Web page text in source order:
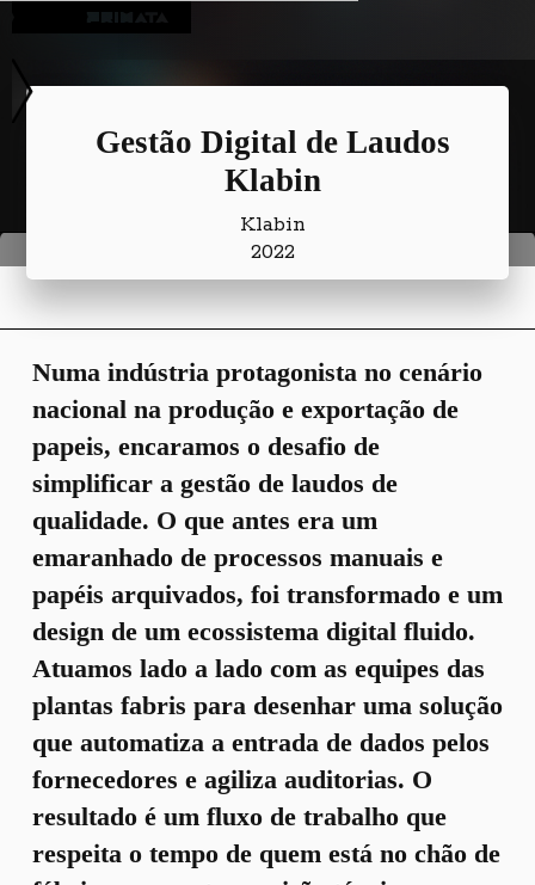
Blog
Gestão Digital de Laudos
Klabin
Klabin
2022
Numa indústria protagonista no cenário
nacional na produção e exportação de
papeis, encaramos o desafio de
simplificar a gestão de laudos de
qualidade. O que antes era um
emaranhado de processos manuais e
papéis arquivados, foi transformado e um
design de um ecossistema digital fluido.
Atuamos lado a lado com as equipes das
plantas fabris para desenhar uma solução
que automatiza a entrada de dados pelos
fornecedores e agiliza auditorias. O
resultado é um fluxo de trabalho que
respeita o tempo de quem está no chão de